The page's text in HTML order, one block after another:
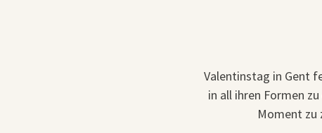
Valentinstag in Gent
in all ihren Formen
Moment